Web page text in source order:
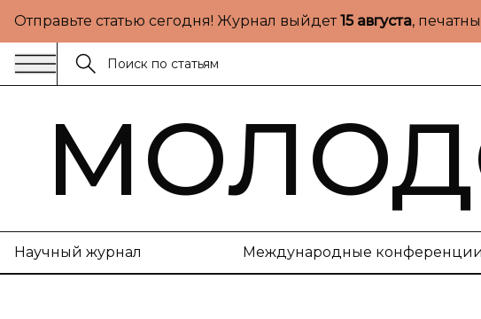
Отправьте статью сегодня! Журнал выйдет15 августа,
Научный журнал Международные конференции